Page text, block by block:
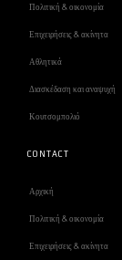
Πολιτική & οικονομία
Επιχειρήσεις & ακίνητα
Αθλητικά
Διασκέδαση και αναψυχή
Κουτσομπολιό
CONTACT
Αρχική
Πολιτική & οικονομία
Επιχειρήσεις & ακίνητα